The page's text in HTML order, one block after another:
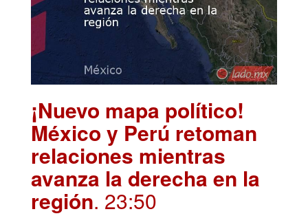
¡Nuevo mapa político!
México y Perú retoman
relaciones mientras
avanza la derecha en la
región. 23:50